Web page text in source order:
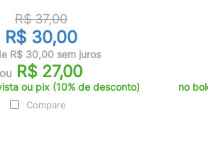
R$ 37,00
R$ 30,00
R$ 30,00 sem juros
ou R$ 27,00
ou pix (10% de desconto)
Compare
no